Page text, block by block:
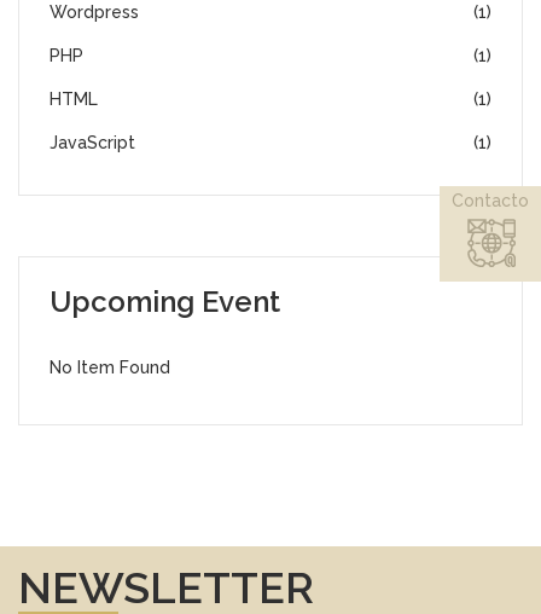
Wordpress (1)
PHP (1)
HTML (1)
JavaScript (1)
Upcoming Event
No Item Found
NEWSLETTER
Contacto